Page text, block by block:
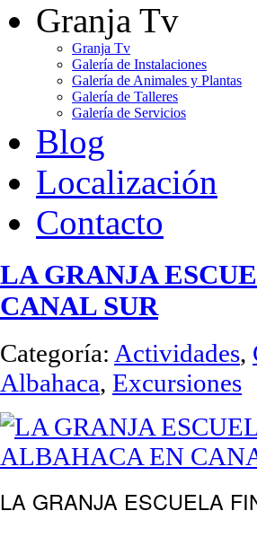
Granja Tv
Granja Tv
Galería de Instalaciones
Galería de Animales y Plantas
Galería de Talleres
Galería de Servicios
Blog
Localización
Contacto
LA GRANJA
CANAL SUR
Categoría: Actividades,
Albahaca, Excursiones
LA GRANJA ESCUELA